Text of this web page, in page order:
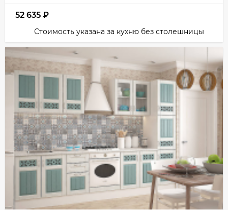
52 635 ₽
Стоимость указана за кухню без столешницы